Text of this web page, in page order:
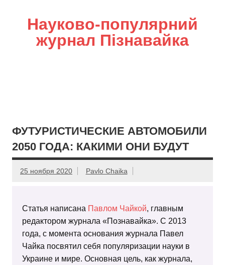
Науково-популярний
журнал Пізнавайка
ФУТУРИСТИЧЕСКИЕ АВТОМОБИЛИ
2050 ГОДА: КАКИМИ ОНИ БУДУТ
25 ноября 2020 Pavlo Chaika
Статья написана Павлом Чайкой, главным
редактором журнала «Познавайка». С 2013
года, с момента основания журнала Павел
Чайка посвятил себя популяризации науки в
Украине и мире. Основная цель, как журнала,